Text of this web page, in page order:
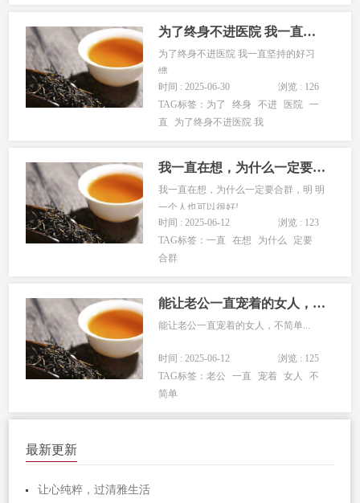
为了终身不进医院 我一直坚持的好习惯
为了终身不进医院 我一直坚持的好习
惯...
时间 : 2025-06-30
浏览 : 126
TAG标签： 为了 终身 不进 医院
一
直
为了终身不进医院 我
我一直在想，为什么一定要合群，明 明一个人也可以很好!
我一直在想，为什么一定要合群，明 明
一个人也可以很好!...
时间 : 2025-06-12
浏览 : 123
TAG标签：一直 在想 为什么
定要
合群
能让老公一直宠着的女人，不简单
能让老公一直宠着的女人，不简单...
时间 : 2025-06-12
浏览 : 125
TAG标签： 老公 一直 宠着 女人
不
简单
最新更新
让心纯粹，过清雅生活